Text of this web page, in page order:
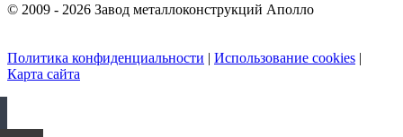
© 2009 - 2026 Завод металлоконструкций Аполло
Политика конфиденциальности | Использование cookies |
Карта сайта